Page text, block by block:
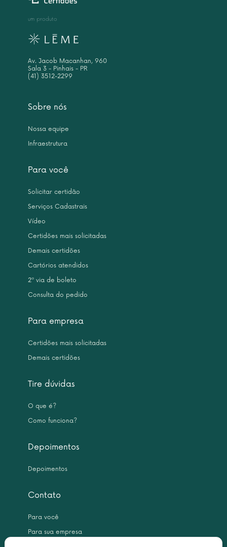
Sobre nós
Nossa equipe
Infraestrutura
Para você
Solicitar certidão
Serviços Cadastrais
Vídeo
Certidões mais solicitadas
Demais certidões
Cartórios atendidos
2ª via de boleto
Consulta do pedido
Para empresa
Certidões mais solicitadas
Demais certidões
Tire dúvidas
O que é?
Como funciona?
Depoimentos
Depoimentos
Contato
Para você
Para sua empresa
um produto
Av. Jacob Macanhan, 960
Sala 3 - Pinhais - PR
(41) 3512-2299